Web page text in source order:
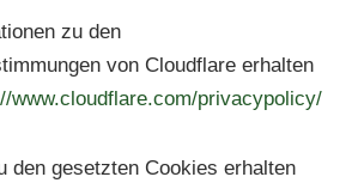
zu den
von Cloudflare erhalten
www.cloudflare.com/privacypolicy/
den gesetzten Cookies erhalten